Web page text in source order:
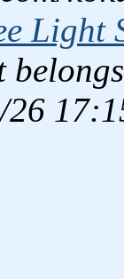
Light
26